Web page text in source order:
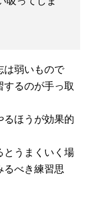
は弱いもので
るのが手っ取
るほうが効果的
とうまくいく場
るべき練習思